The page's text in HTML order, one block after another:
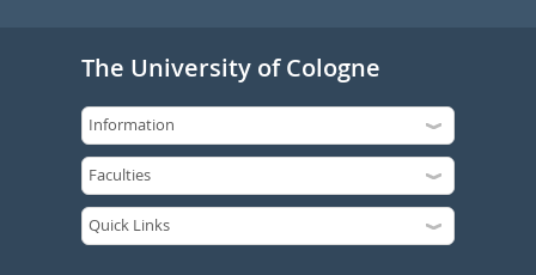
The University of Cologne